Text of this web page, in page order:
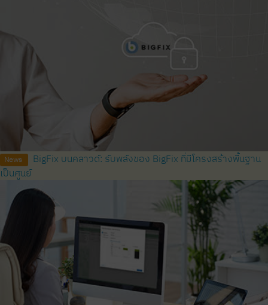
News
BigFix บนคลาวด์: รับพลังของ BigFix ที่มีโครงสร้างพื้นฐาน
เป็นศูนย์